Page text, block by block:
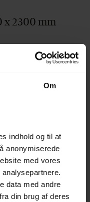
Om
indhold og til at
anonymiserede
med vores
data med andre
din brug af deres
x 2300 mm